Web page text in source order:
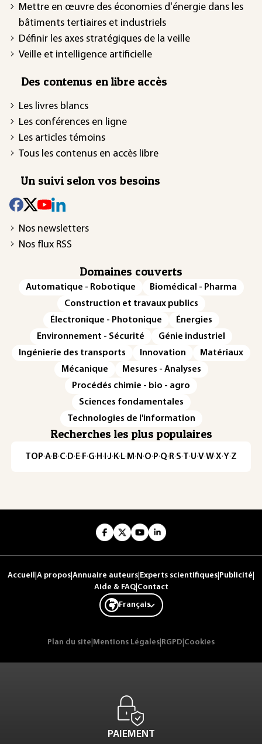
Mettre en œuvre des économies d'énergie dans les
bâtiments tertiaires et industriels
Définir les axes stratégiques de la veille
Veille et intelligence artificielle
Des contenus en libre accès
Les livres blancs
Les conférences en ligne
Les articles témoins
Tous les contenus en accès libre
Un suivi selon vos besoins
Nos newsletters
Nos flux RSS
Domaines couverts
Automatique - Robotique
Biomédical - Pharma
Construction et travaux publics
Électronique - Photonique
Énergies
Environnement - Sécurité
Génie industriel
Ingénierie des transports
Innovation
Matériaux
Mécanique
Mesures - Analyses
Procédés chimie - bio - agro
Sciences fondamentales
Technologies de l'information
Recherches les plus populaires
TOP·A·B·C· D· E· F·G· H · ·J· K· L· M · N ·O· P·Q· R·S·T·U·V·W·X·Y·Z
Accueil A propos Annuaire auteurs Experts scientifiques Publicité
Aide & FAQ| Contact
Français
Plan du site Mentions Légales RGPD Cookies
PAIEMENT